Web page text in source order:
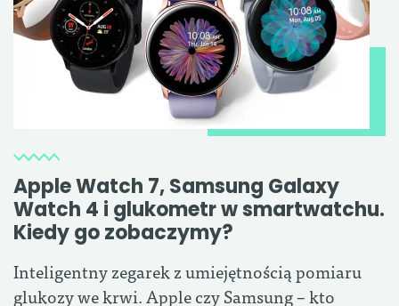
Apple Watch 7, Samsung Galaxy
Watch 4 i glukometr w smartwatchu.
Kiedy go zobaczymy?
Inteligentny zegarek z umiejętnością pomiaru
glukozy we krwi. Apple czy Samsung – kto